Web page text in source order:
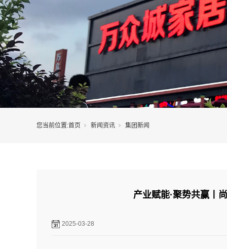
您当前位置:首页 新闻资讯 集团新闻
产业赋能·聚势共赢丨
2025-03-28